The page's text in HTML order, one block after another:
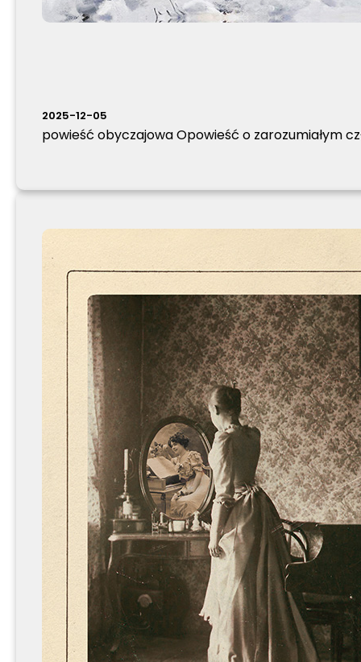
2025-12-05
powieść obyczajowa Opowieść o zarozumiałym